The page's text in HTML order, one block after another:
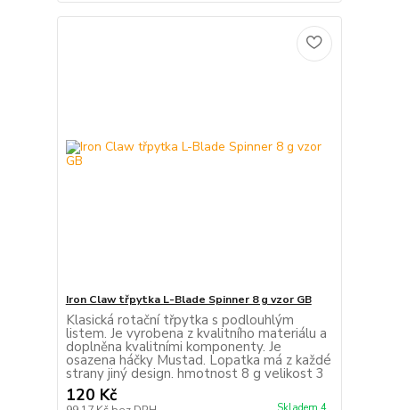
Iron Claw třpytka L-Blade Spinner 8 g vzor GB
Klasická rotační třpytka s podlouhlým
listem. Je vyrobena z kvalitního materiálu a
doplněna kvalitními komponenty. Je
osazena háčky Mustad. Lopatka má z každé
strany jiný design. hmotnost 8 g velikost 3
120 Kč